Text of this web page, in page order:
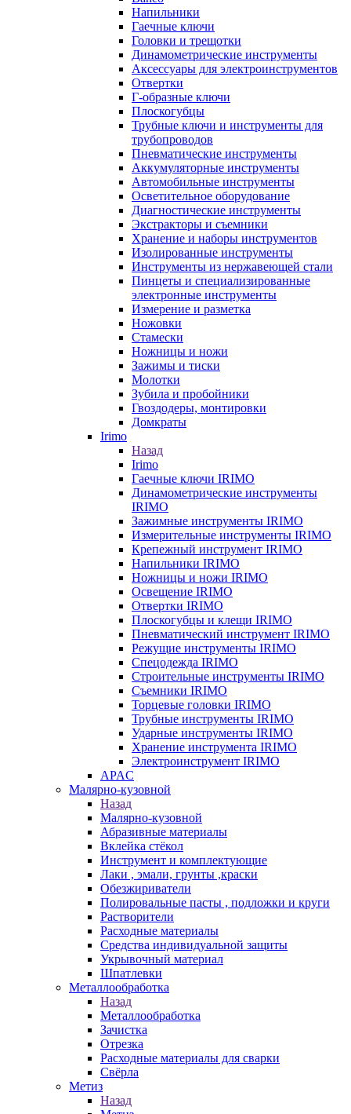
Напильники
Гаечные ключи
Головки и трещотки
Динамометрические инструменты
Аксессуары для электроинструментов
Отвертки
Г-образные ключи
Плоскогубцы
Трубные ключи и инструменты для
трубопроводов
Пневматические инструменты
Аккумуляторные инструменты
Автомобильные инструменты
Осветительное оборудование
Диагностические инструменты
Экстракторы и съемники
Хранение и наборы инструментов
Изолированные инструменты
Инструменты из нержавеющей стали
Пинцеты и специализированные
электронные инструменты
Измерение и разметка
Ножовки
Стамески
Ножницы и ножи
Зажимы и тиски
Молотки
Зубила и пробойники
Гвоздодеры, монтировки
Домкраты
Irimo
Назад
Irimo
Гаечные ключи IRIMO
Динамометрические инструменты
IRIMO
Зажимные инструменты IRIMO
Измерительные инструменты IRIMO
Крепежный инструмент IRIMO
Напильники IRIMO
Ножницы и ножи IRIMO
Освещение IRIMO
Отвертки IRIMO
Плоскогубцы и клещи IRIMO
Пневматический инструмент IRIMO
Режущие инструменты IRIMO
Спецодежда IRIMO
Строительные инструменты IRIMO
Съемники IRIMO
Торцевые головки IRIMO
Трубные инструменты IRIMO
Ударные инструменты IRIMO
Хранение инструмента IRIMO
Электроинструмент IRIMO
APAC
Малярно-кузовной
Назад
Малярно-кузовной
Абразивные материалы
Вклейка стёкол
Инструмент и комплектующие
Лаки , эмали, грунты ,краски
Обезжириватели
Полировальные пасты , подложки и круги
Растворители
Расходные материалы
Средства индивидуальной защиты
Укрывочный материал
Шпатлевки
Металлообработка
Назад
Металлообработка
Зачистка
Отрезка
Расходные материалы для сварки
Свёрла
Метиз
Назад